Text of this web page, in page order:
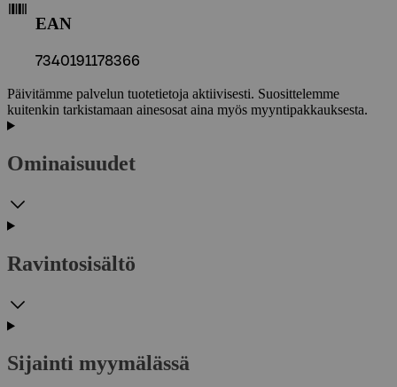
EAN
7340191178366
Päivitämme palvelun tuotetietoja aktiivisesti. Suosittelemme
kuitenkin tarkistamaan ainesosat aina myös myyntipakkauksesta.
Ominaisuudet
Ravintosisältö
Sijainti myymälässä